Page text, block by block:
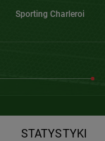
Sporting Charleroi
STATYSTYKI